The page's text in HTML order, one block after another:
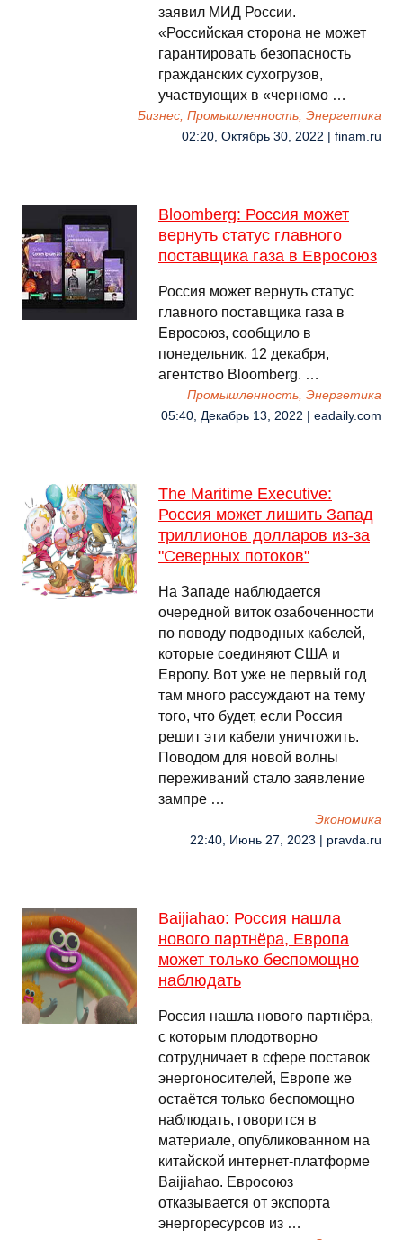
заявил МИД России.
«Российская сторона не может
гарантировать безопасность
гражданских сухогрузов,
участвующих в «черномо …
Бизнес, Промышленность, Энергетика
02:20, Октябрь 30, 2022 | finam.ru
Bloomberg: Россия может
вернуть статус главного
поставщика газа в Евросоюз
Россия может вернуть статус
главного поставщика газа в
Евросоюз, сообщило в
понедельник, 12 декабря,
агентство Bloomberg. …
Промышленность, Энергетика
05:40, Декабрь 13, 2022 | eadaily.com
The Maritime Executive:
Россия может лишить Запад
триллионов долларов из-за
"Северных потоков"
На Западе наблюдается
очередной виток озабоченности
по поводу подводных кабелей,
которые соединяют США и
Европу. Вот уже не первый год
там много рассуждают на тему
того, что будет, если Россия
решит эти кабели уничтожить.
Поводом для новой волны
переживаний стало заявление
зампре …
Экономика
22:40, Июнь 27, 2023 | pravda.ru
Baijiahao: Россия нашла
нового партнёра, Европа
может только беспомощно
наблюдать
Россия нашла нового партнёра,
с которым плодотворно
сотрудничает в сфере поставок
энергоносителей, Европе же
остаётся только беспомощно
наблюдать, говорится в
материале, опубликованном на
китайской интернет-платформе
Baijiahao. Евросоюз
отказывается от экспорта
энергоресурсов из …